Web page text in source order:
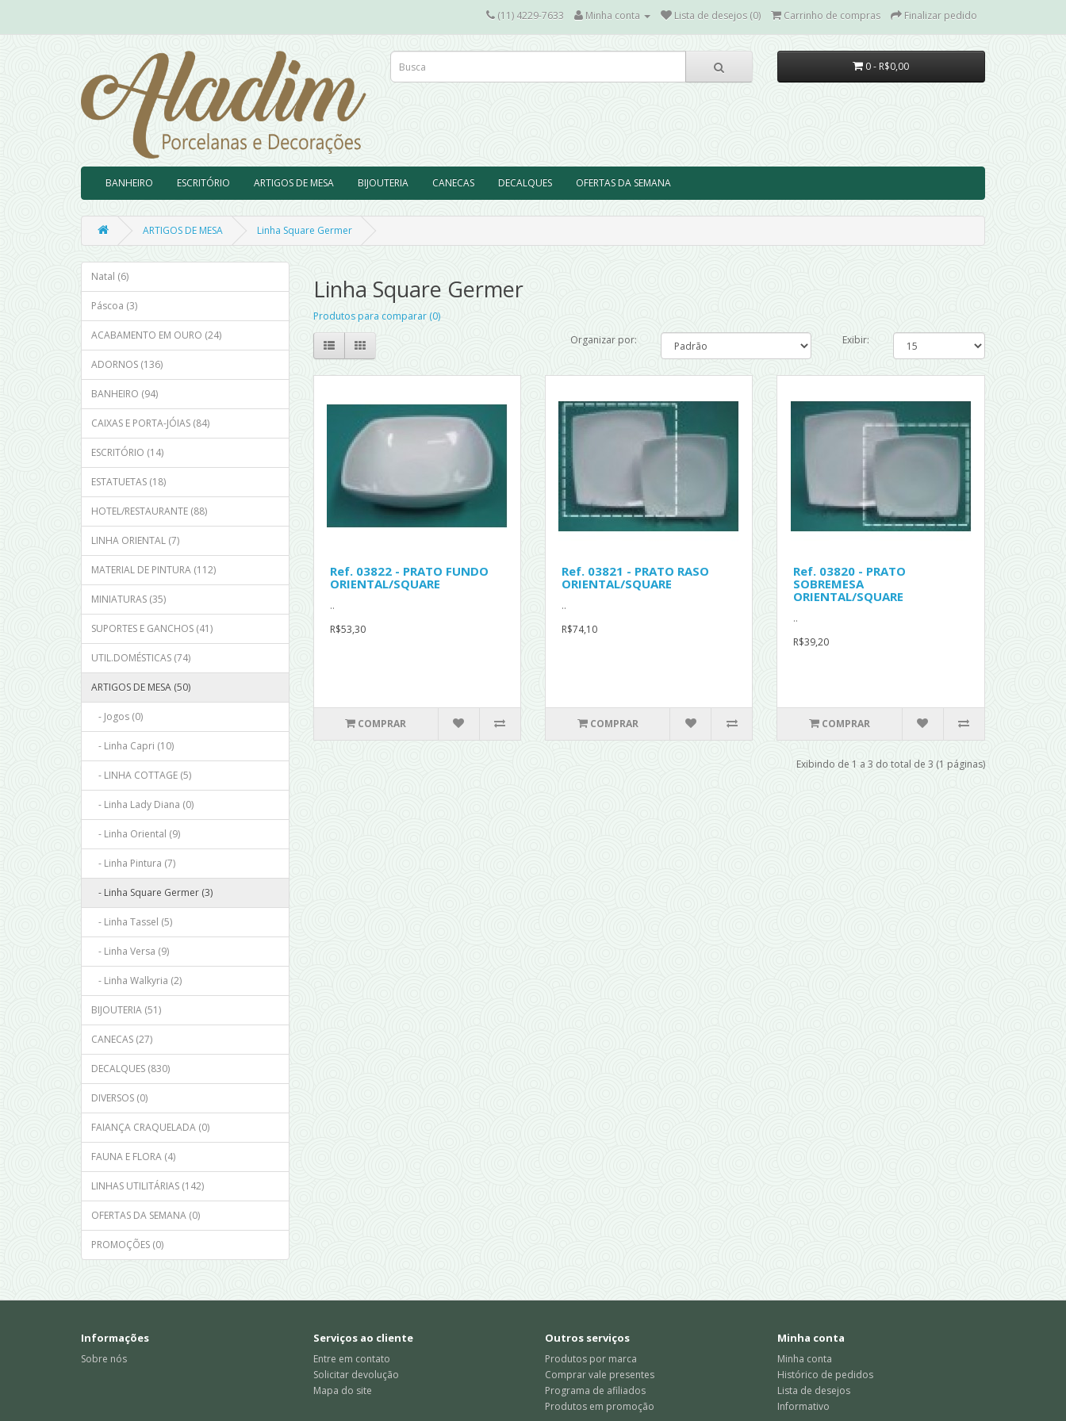
(11) 4229-7633 Minha conta Lista de desejos (0) Carrinho de compras Finalizar pedido
0 - R$0,00
BANHEIRO ESCRITÓRIO ARTIGOS DE MESA BIJOUTERIA CANECAS DECALQUES OFERTAS DA SEMANA
ARTIGOS DE MESA Linha Square Germer
Natal (6)
Páscoa (3)
ACABAMENTO EM OURO (24)
ADORNOS (136)
BANHEIRO (94)
CAIXAS E PORTA-JÓIAS (84)
ESCRITÓRIO (14)
ESTATUETAS (18)
HOTEL/RESTAURANTE (88)
LINHA ORIENTAL (7)
MATERIAL DE PINTURA (112)
MINIATURAS (35)
SUPORTES E GANCHOS (41)
UTIL.DOMÉSTICAS (74)
ARTIGOS DE MESA (50)
- Jogos (0)
- Linha Capri (10)
- LINHA COTTAGE (5)
- Linha Lady Diana (0)
- Linha Oriental (9)
- Linha Pintura (7)
- Linha Square Germer (3)
- Linha Tassel (5)
- Linha Versa (9)
- Linha Walkyria (2)
BIJOUTERIA (51)
CANECAS (27)
DECALQUES (830)
DIVERSOS (0)
FAIANÇA CRAQUELADA (0)
FAUNA E FLORA (4)
LINHAS UTILITÁRIAS (142)
OFERTAS DA SEMANA (0)
PROMOÇÕES (0)
Linha Square Germer
Produtos para comparar (0)
Organizar por:
Exibir:
Ref. 03822 - PRATO FUNDO
ORIENTAL/SQUARE
..
R$53,30
COMPRAR
Ref. 03821 - PRATO RASO
ORIENTAL/SQUARE
..
R$74,10
COMPRAR
Ref. 03820 - PRATO
SOBREMESA
ORIENTAL/SQUARE
..
R$39,20
COMPRAR
Exibindo de 1 a 3 do total de 3 (1 páginas)
Informações
Sobre nós
Serviços ao cliente
Entre em contato
Solicitar devolução
Mapa do site
Outros serviços
Produtos por marca
Comprar vale presentes
Programa de afiliados
Produtos em promoção
Minha conta
Minha conta
Histórico de pedidos
Lista de desejos
Informativo